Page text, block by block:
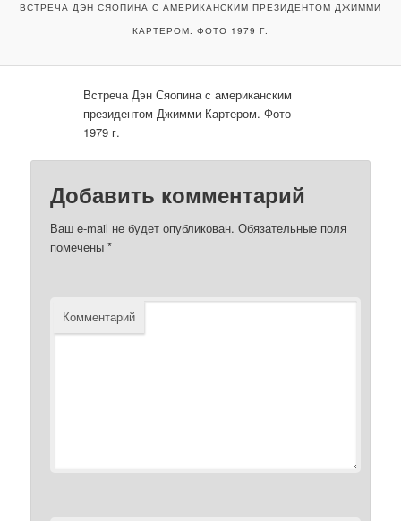
ВСТРЕЧА ДЭН СЯОПИНА С АМЕРИКАНСКИМ ПРЕЗИДЕНТОМ ДЖИММИ
КАРТЕРОМ. ФОТО 1979 Г.
Встреча Дэн Сяопина с американским
президентом Джимми Картером. Фото
1979 г.
Добавить комментарий
Ваш e-mail не будет опубликован. Обязательные поля
помечены*
Комментарий